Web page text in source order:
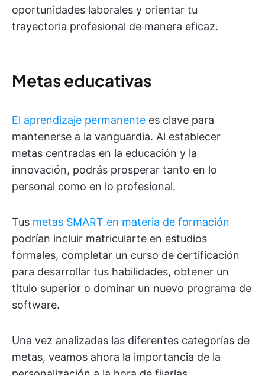
oportunidades laborales y orientar tu
trayectoria profesional de manera eficaz.
Metas educativas
El aprendizaje permanente es clave para
mantenerse a la vanguardia. Al establecer
metas centradas en la educación y la
innovación, podrás prosperar tanto en lo
personal como en lo profesional.
Tus metas SMART en materia de formación
podrían incluir matricularte en estudios
formales, completar un curso de certificación
para desarrollar tus habilidades, obtener un
título superior o dominar un nuevo programa de
software.
Una vez analizadas las diferentes categorías de
metas, veamos ahora la importancia de la